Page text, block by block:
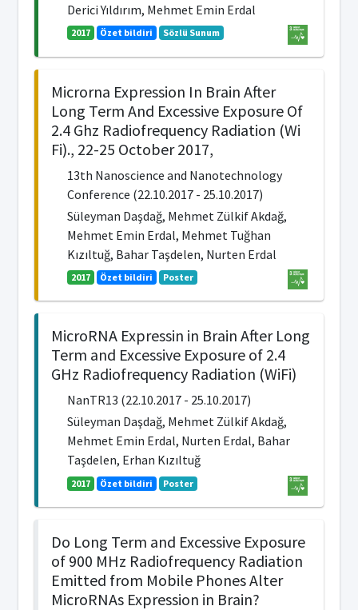
Derici Yıldırım, Mehmet Emin Erdal
2017 Özet bildiri Sözlü Sunum
Microrna Expression In Brain After
Long Term And Excessive Exposure Of
2.4 Ghz Radiofrequency Radiation (Wi
Fi)., 22-25 October 2017,
13th Nanoscience and Nanotechnology
Conference (22.10.2017 - 25.10.2017)
Süleyman Daşdağ, Mehmet Zülkif Akdağ,
Mehmet Emin Erdal, Mehmet Tuğhan
Kızıltuğ, Bahar Taşdelen, Nurten Erdal
2017 Özet bildiri Poster
MicroRNA Expressin in Brain After Long
Term and Excessive Exposure of 2.4
GHz Radiofrequency Radiation (WiFi)
NanTR13 (22.10.2017 - 25.10.2017)
Süleyman Daşdağ, Mehmet Zülkif Akdağ,
Mehmet Emin Erdal, Nurten Erdal, Bahar
Taşdelen, Erhan Kızıltuğ
2017 Özet bildiri Poster
Do Long Term and Excessive Exposure
of 900 MHz Radiofrequency Radiation
Emitted from Mobile Phones Alter
MicroRNAs Expression in Brain?